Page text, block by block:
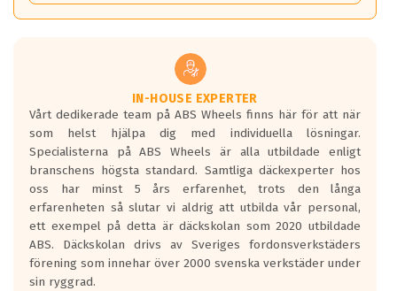
vilken körstil du använder.
Våtgrepp egenskaper:
Betygsskalan är satt A till F. Där A påvisar
den kortaste bromssträckan och F är den
längsta.
Inga D eller G betyg delas ut för
personbilar och lätta lastbilar.
Betyget sätts efter ett test där däcken
skall bromsa in på en väg där det ligger
0.5-1.5 mm vatten.
I 80km/h kommer skillnaden på
IN-HOUSE EXPERTER
Vårt dedikerade team på ABS Wheels finns här för att när
som helst hjälpa dig med individuella lösningar.
Specialisterna på ABS Wheels är alla utbildade enligt
branschens högsta standard. Samtliga däckexperter hos
oss har minst 5 års erfarenhet, trots den långa
erfarenheten så slutar vi aldrig att utbilda vår personal,
ett exempel på detta är däckskolan som 2020 utbildade
ABS. Däckskolan drivs av Sveriges fordonsverkstäders
förening som innehar över 2000 svenska verkstäder under
sin ryggrad.